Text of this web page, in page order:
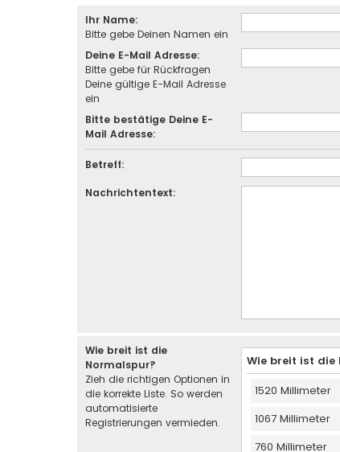
Ihr Name:
Bitte gebe Deinen Namen ein
Deine E-Mail Adresse:
Bitte gebe für Rückfragen
Deine gültige E-Mail Adresse
ein
Bitte bestätige Deine E-
Mail Adresse:
Betreff:
Nachrichtentext:
Wie breit ist die
Normalspur?
Zieh die richtigen Optionen in
die korrekte Liste. So werden
automatisierte
Registrierungen vermieden.
Wie breit ist die
1520 Millimeter
1067 Millimeter
760 Millimeter